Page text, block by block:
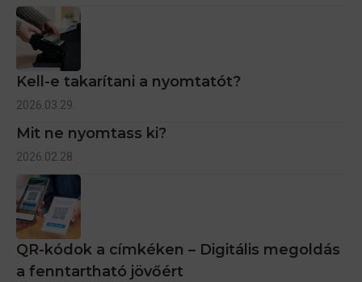
Kell-e takarítani a nyomtatót?
2026.03.29.
Mit ne nyomtass ki?
2026.02.28.
QR-kódok a címkéken – Digitális megoldás
a fenntartható jövőért